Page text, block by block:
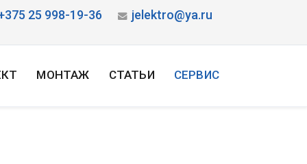
25 998-19-36 jelektro@ya.ru
МОНТАЖ СТАТЬИ СЕРВИС